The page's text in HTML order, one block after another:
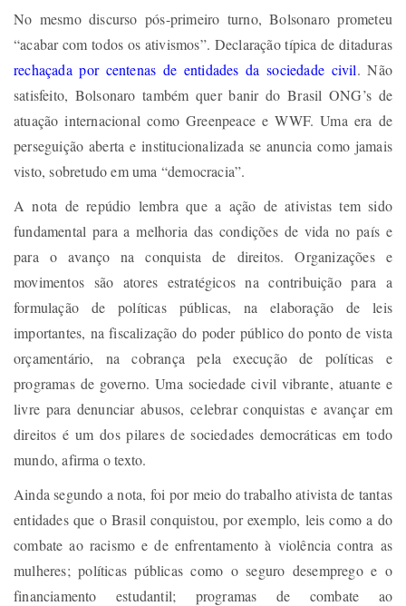
No mesmo discurso pós-primeiro turno, Bolsonaro prometeu
“acabar com todos os ativismos”. Declaração típica de ditaduras
rechaçada por centenas de entidades da sociedade civil. Não
satisfeito, Bolsonaro também quer banir do Brasil ONG’s de
atuação internacional como Greenpeace e WWF. Uma era de
perseguição aberta e institucionalizada se anuncia como jamais
visto, sobretudo em uma “democracia”.
A nota de repúdio lembra que a ação de ativistas tem sido
fundamental para a melhoria das condições de vida no país e
para o avanço na conquista de direitos. Organizações e
movimentos são atores estratégicos na contribuição para a
formulação de políticas públicas, na elaboração de leis
importantes, na fiscalização do poder público do ponto de vista
orçamentário, na cobrança pela execução de políticas e
programas de governo. Uma sociedade civil vibrante, atuante e
livre para denunciar abusos, celebrar conquistas e avançar em
direitos é um dos pilares de sociedades democráticas em todo
mundo, afirma o texto.
Ainda segundo a nota, foi por meio do trabalho ativista de tantas
entidades que o Brasil conquistou, por exemplo, leis como a do
combate ao racismo e de enfrentamento à violência contra as
mulheres; políticas públicas como o seguro desemprego e o
financiamento estudantil; programas de combate ao